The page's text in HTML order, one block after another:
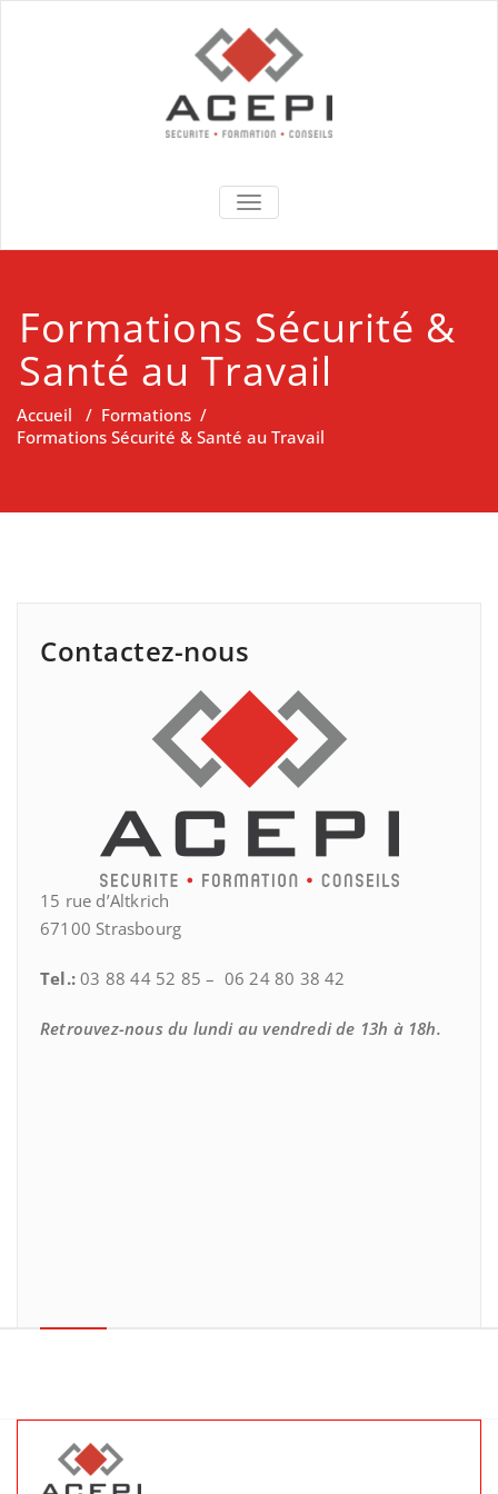
Acepi conseils
TOGGLE NAVIGATION
Formations Sécurité &
Santé au Travail
Accueil / Formations /
Formations Sécurité & Santé au Travail
Contactez-nous
15 rue d’Altkrich
67100 Strasbourg
Tel.:03 88 44 52 85 – 06 24 80 38 42
Retrouvez-nous du lundi au vendredi de 13h à 18h.